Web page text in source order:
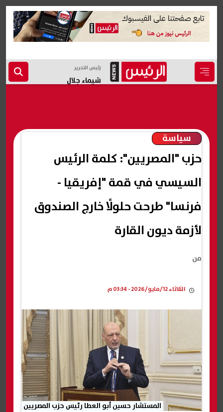
رئيس التحرير
شيماء جلال
سياسة
من
حزب "المصريين": كلمة الرئيس
السيسي في قمة "إفريقيا -
فرنسا" طرحت حلولًا خارج الصندوق
لأزمة ديون القارة
الثلاثاء 12/مايو/2026 - 03:34 م
المستشار حسين أبو العطا رئيس حزب المصريين